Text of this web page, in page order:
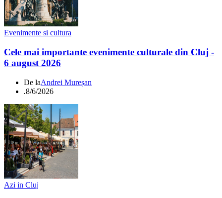
Evenimente si cultura
Cele mai importante evenimente culturale din Cluj -
6 august 2026
De laAndrei Mureșan
.8/6/2026
Azi in Cluj